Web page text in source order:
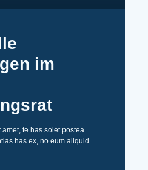
im
te has solet postea.
has ex, no eum aliquid